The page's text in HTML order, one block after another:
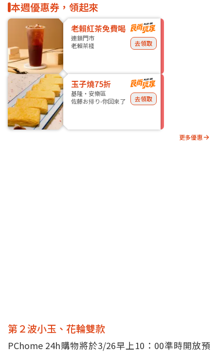
本週優惠券，領起來
老賴紅茶免費喝
連鎖門市
老賴茶棧
去領取
玉子燒75折
基隆・安樂區
佐藤お帰り-你回來了
去領取
更多優惠
第２波小玉、花輪雙款
PChome 24h購物將於3/26早上10：00準時開放預